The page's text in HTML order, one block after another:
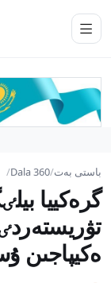
باستى بەت/
Dala 360
/
گرەكييا
ەكيپاجىن